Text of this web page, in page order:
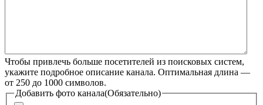
Чтобы привлечь больше посетителей из поисковых систем,
укажите подробное описание канала. Оптимальная длина —
от 250 до 1000 символов.
Добавить фото канала(Обязательно)